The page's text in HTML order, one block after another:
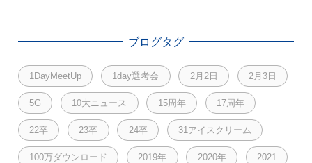
ブログタグ
1DayMeetUp 1day選考会 2月2日 2月3日
5G 10大ニュース 15周年 17周年
22卒 23卒 24卒 31アイスクリーム
100万ダウンロード 2019年 2020年 2021